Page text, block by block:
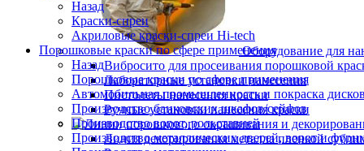
Оборудование для
Вибросито для просеивания порошковой
Лабораторные установки нанесения
Пистолеты нанесения краски
Ручные установки нанесения краски
Линия декорирования металла пленкой
Назад
Краски-спреи
Акриловые краски-спреи Hi-tech
Порошковые краски по сфере применения
Назад
Порошковые краски по сфере применения
Автомобильная промышленность и покраска дисков
Производство банковских шкафов/сейфов
Производство ворот, рольставней
Производство металлических дверей, ворот и